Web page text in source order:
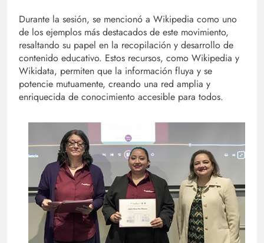
Durante la sesión, se mencionó a Wikipedia como uno
de los ejemplos más destacados de este movimiento,
resaltando su papel en la recopilación y desarrollo de
contenido educativo. Estos recursos, como Wikipedia y
Wikidata, permiten que la información fluya y se
potencie mutuamente, creando una red amplia y
enriquecida de conocimiento accesible para todos.